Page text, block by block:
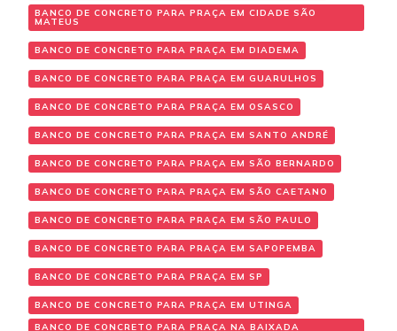
BANCO DE CONCRETO PARA PRAÇA EM CIDADE SÃO
MATEUS
BANCO DE CONCRETO PARA PRAÇA EM DIADEMA
BANCO DE CONCRETO PARA PRAÇA EM GUARULHOS
BANCO DE CONCRETO PARA PRAÇA EM OSASCO
BANCO DE CONCRETO PARA PRAÇA EM SANTO ANDRÉ
BANCO DE CONCRETO PARA PRAÇA EM SÃO BERNARDO
BANCO DE CONCRETO PARA PRAÇA EM SÃO CAETANO
BANCO DE CONCRETO PARA PRAÇA EM SÃO PAULO
BANCO DE CONCRETO PARA PRAÇA EM SAPOPEMBA
BANCO DE CONCRETO PARA PRAÇA EM SP
BANCO DE CONCRETO PARA PRAÇA EM UTINGA
BANCO DE CONCRETO PARA PRAÇA NA BAIXADA